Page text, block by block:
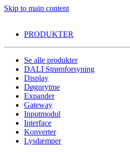
Skip to main content
PRODUKTER
Se alle produkter
DALI Strømforsyning
Display
Døgnrytme
Expander
Gateway
Inputmodul
Interface
Konverter
Lysdæmper